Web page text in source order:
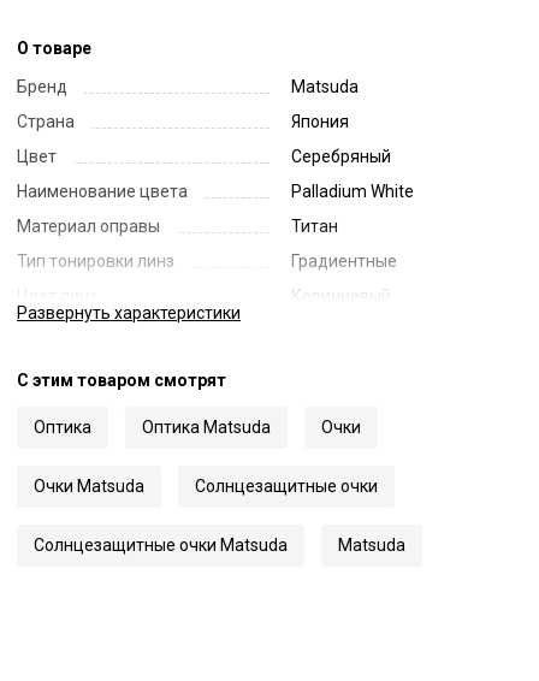
О товаре
Бренд
Matsuda
Страна
Япония
Цвет
Серебряный
Наименование цвета
Palladium White
Материал оправы
Титан
Тип тонировки линз
Градиентные
Коричневый
Длина заушника
Развернуть характеристики
С этим товаром смотрят
Оптика Оптика Matsuda Очки
Очки Matsuda Солнцезащитные очки
Солнцезащитные очки Matsuda Matsuda